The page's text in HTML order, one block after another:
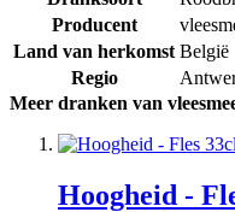
Producent
Land van herkomst België
Regio
Meer dranken van
Hoogheid -